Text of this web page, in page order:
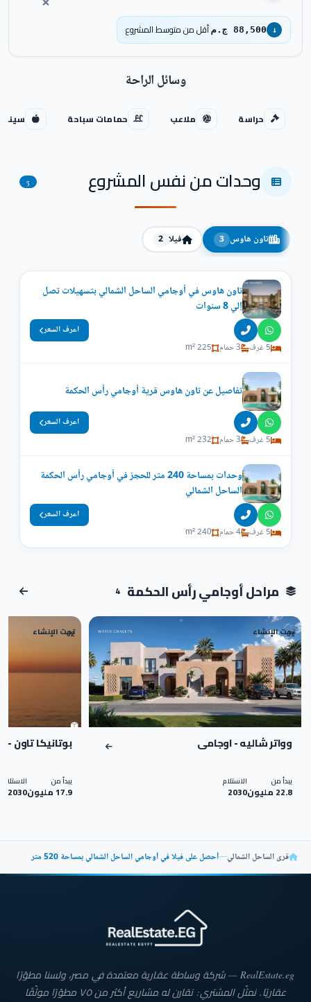
↓ 88,500 ج.م أقل من متوسط المشروع
وسائل الراحة
حراسة ملاعب حمامات سباحة سينما
وحدات من نفس المشروع 5
تاون هاوس 3 فيلا 2
تاون هاوس في أوجامي الساحل الشمالي بتسهيلات تصل
إلي 8 سنوات
5 غرف 3 حمام 225 m²
اعرف السعر
تفاصيل عن تاون هاوس قرية أوجامي رأس الحكمة
5 غرف 3 حمام 232 m²
اعرف السعر
وحدات بمساحة 240 متر للحجز في أوجامي رأس الحكمة
الساحل الشمالي
5 غرف 4 حمام 240 m²
اعرف السعر
مراحل أوجامي رأس الحكمة 4
تحت الإنشاء
01
وواتر شاليه - اوجامى
يبدأ من
22.8 مليون
الاستلام
2030
تحت الإنشاء
02
بوتانيكا تاون
يبدأ من
17.9 مليون
الاستلام
2030
قرى الساحل الشمالي—أحصل على فيلا في أوجامي الساحل الشمالي بمساحة 520 متر
RealEstate.eg — شركة وساطة عقارية معتمدة في مصر، ولسنا مطوّرًا
عقاريًا. نمثّل المشتري: نقارن له مشاريع أكثر من ٧٥ مطوّرًا موثّقًا